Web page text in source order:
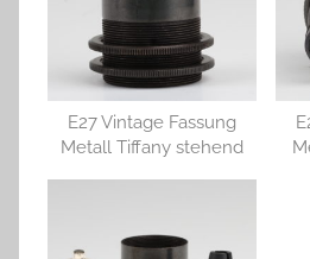
E27 Vintage Fassung
Metall Tiffany stehend